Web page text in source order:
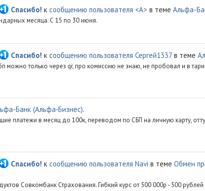
Спасибо! к сообщению пользователя <A> в теме Альфа-
месяца. С 15 по 30 июня.
Спасибо! к сообщению пользователя Сергей1337 в теме
можно только через qr, про комиссию не знаю, не пробовал и в
Банк (Альфа‑Бизнес).
платежи в месяц до 100к, переводом по СБП на личную карту,
Спасибо! к сообщению пользователя Navi в теме Обмен
Совкомбанк Страхования. Гибкий курс от 500 000р - 500 рублей